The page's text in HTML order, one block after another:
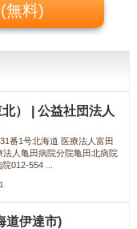
無料)
） | 公益社団法人
番1号北海道 医療法人富田
人亀田病院分院亀田北病院
012-554 ...
道伊達市)